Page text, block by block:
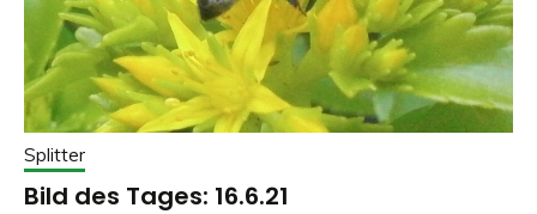
Splitter
Bild des Tages: 16.6.21